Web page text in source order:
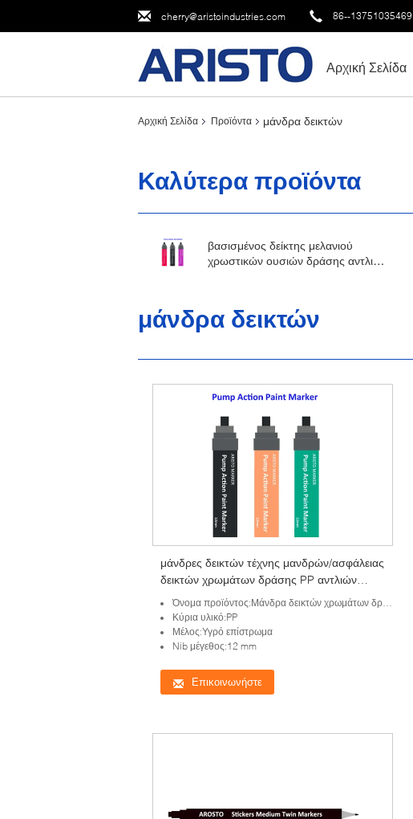
cherry@aristoindustries.com 86--13751035469
Αρχική Σελίδα
Αρχική Σελίδα Προϊόντα μάνδρα δεικτών
Καλύτερα προϊόντα
βασισμένος δείκτης μελανιού
χρωστικών ουσιών δράσης αντλιών
μάνδρα δεικτών
μάνδρες δεικτών τέχνης μανδρών/ασφάλειας
δεικτών χρωμάτων δράσης PP αντλιών
12mm για τους καλλιτέχνες
Όνομα προϊόντος:Μάνδρα δεικτών χρωμάτων δράσης αντλιών
Κύρια υλικό:PP
Μέλος:Υγρό επίστρωμα
Nib μέγεθος:12 mm
Επικοινωνήστε